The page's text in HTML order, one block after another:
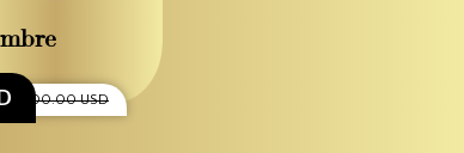
$1,300.00 USD